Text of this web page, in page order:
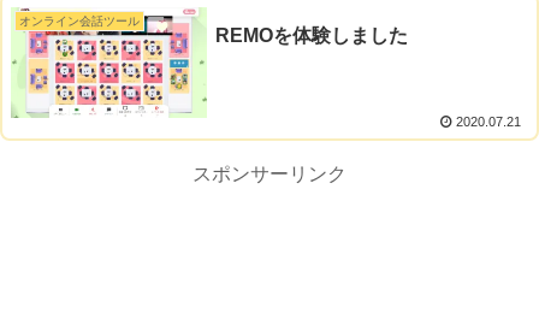
オンライン会話ツール
REMOを体験しました
2020.07.21
スポンサーリンク